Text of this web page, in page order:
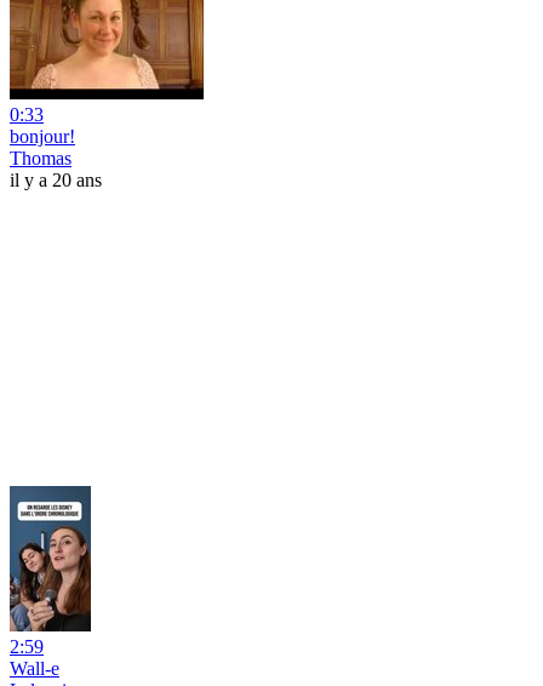
0:33
bonjour!
Thomas
il y a 20 ans
2:59
Wall-e